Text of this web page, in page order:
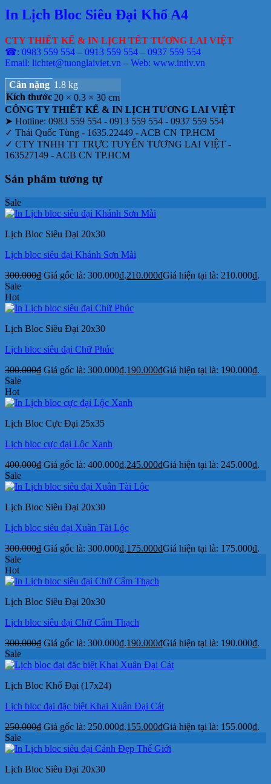
In Lịch Bloc Siêu Đại Khổ A4
CTY THIẾT KẾ & IN LỊCH TẾT TƯƠNG LAI VIỆT
☎: 0983 559 554 – 0913 559 554 – 0937 559 554
Email: lichtet@tuonglaiviet.vn – Web: www.intlv.vn
Cân nặng 1.8 kg
Kích thước 20 × 0.3 × 30 cm
CÔNG TY THIẾT KẾ & IN LỊCH TƯƠNG LAI VIỆT
➤ Hotline: 0983 559 554 - 0913 559 554 - 0937 559 554
✓ Thái Quốc Tùng - 1635.22449 - ACB CN TP.HCM
✓ CTY TNHH TT TRỰC TUYẾN TƯƠNG LAI VIỆT -
163527149 - ACB CN TP.HCM
Sản phẩm tương tự
Sale
Lịch Bloc Siêu Đại 20x30
Lịch bloc siêu đại Khánh Sơn Mài
300.000₫ Giá gốc là: 300.000₫.210.000₫Giá hiện tại là: 210.000₫.
Sale
Hot
Lịch Bloc Siêu Đại 20x30
Lịch bloc siêu đại Chữ Phúc
300.000₫ Giá gốc là: 300.000₫.190.000₫Giá hiện tại là: 190.000₫.
Sale
Hot
Lịch Bloc Cực Đại 25x35
Lịch bloc cực đại Lộc Xanh
400.000₫ Giá gốc là: 400.000₫.245.000₫Giá hiện tại là: 245.000₫.
Sale
Lịch Bloc Siêu Đại 20x30
Lịch bloc siêu đại Xuân Tài Lộc
300.000₫ Giá gốc là: 300.000₫.175.000₫Giá hiện tại là: 175.000₫.
Sale
Hot
Lịch Bloc Siêu Đại 20x30
Lịch bloc siêu đại Chữ Cẩm Thạch
300.000₫ Giá gốc là: 300.000₫.190.000₫Giá hiện tại là: 190.000₫.
Sale
Lịch Bloc Khổ Đại (17x24)
Lịch bloc đại đặc biệt Khai Xuân Đại Cát
250.000₫ Giá gốc là: 250.000₫.155.000₫Giá hiện tại là: 155.000₫.
Sale
Lịch Bloc Siêu Đại 20x30